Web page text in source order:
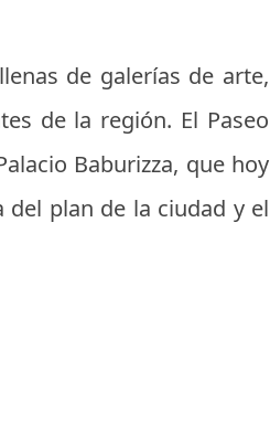
de galerías de arte,
de la región. El Paseo
Baburizza, que hoy
del plan de la ciudad y el